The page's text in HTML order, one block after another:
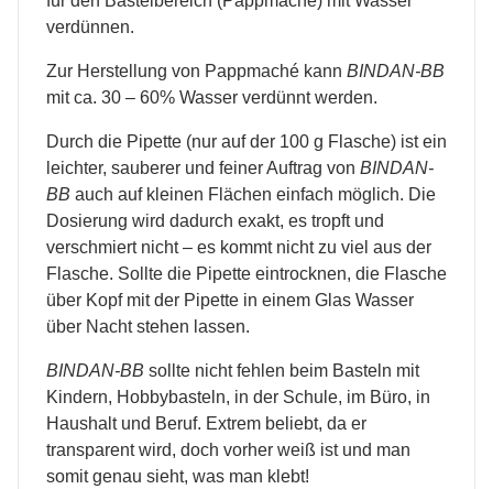
verdünnen.
Zur Herstellung von Pappmaché kann BINDAN-BB
mit ca. 30 – 60% Wasser verdünnt werden.
Durch die Pipette (nur auf der 100 g Flasche) ist ein
leichter, sauberer und feiner Auftrag von BINDAN-
BB auch auf kleinen Flächen einfach möglich. Die
Dosierung wird dadurch exakt, es tropft und
verschmiert nicht – es kommt nicht zu viel aus der
Flasche. Sollte die Pipette eintrocknen, die Flasche
über Kopf mit der Pipette in einem Glas Wasser
über Nacht stehen lassen.
BINDAN-BB sollte nicht fehlen beim Basteln mit
Kindern, Hobbybasteln, in der Schule, im Büro, in
Haushalt und Beruf. Extrem beliebt, da er
transparent wird, doch vorher weiß ist und man
somit genau sieht, was man klebt!